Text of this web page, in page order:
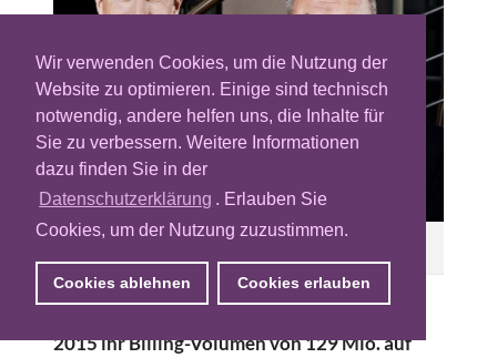
Wir verwenden Cookies, um die Nutzung der
Website zu optimieren. Einige sind technisch
notwendig, andere helfen uns, die Inhalte für
Sie zu verbessern. Weitere Informationen
dazu finden Sie in der
Datenschutzerklärung . Erlauben Sie
Cookies, um der Nutzung zuzustimmen.
Cookies ablehnen Cookies erlauben
v.l.: Mediascale Geschäftsführer Julian Simons und
Wolfgang Bscheid
2015 ihr Billing-Volumen von 129 Mio. auf